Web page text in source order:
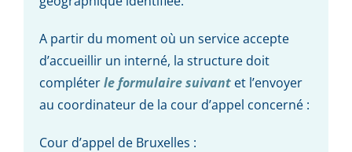
A partir du moment où un service accepte
d’accueillir un interné, la structure doit
compléterle formulaire suivantet l’envoyer
au coordinateur de la cour d’appel concerné :
Cour d’appel de Bruxelles :